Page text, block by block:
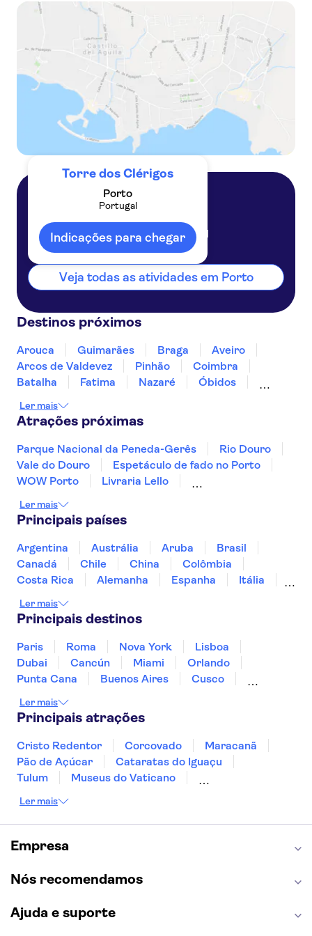
Passeio a pé autoguiado com áudio pelo Porto
Passeio a pé pelo melhor do Porto
Torre dos Clérigos
Porto
Portugal
Indicações para chegarPortugal
Veja todas as atividades em Porto
Destinos próximos
Arouca Guimarães Braga
Aveiro
Arcos de Valdevez
Pinhão
Coimbra
Batalha
Fatima Nazaré
Óbidos
Ler mais
Atrações próximas
Parque Nacional da Peneda-Gerês
Rio Douro
Vale do Douro
Espetáculo de fado no Porto
WOW Porto
Livraria Lello
Alfama District
Fado Shows
Oceanário de Lisboa
Tagus River
Estádio do Sport Lisboa e Benfica (Estádio da Luz)
Torre de Belém
Ler mais
Principais países
Argentina Austrália Aruba
Brasil
Canadá
Chile China
Colômbia
Costa Rica
Alemanha Espanha
Itália
Panamá
Peru
Ler mais
Principais destinos
Paris Roma Nova York
Lisboa
Dubai
Cancún Miami
Orlando
Punta Cana
Buenos Aires
Cusco
Mendoza
Salvador
Curitiba
Recife Fortaleza
Ler mais
Principais atrações
Cristo Redentor Corcovado
Maracanã
Pão de Açúcar
Cataratas do Iguaçu
Tulum
Museus do Vaticano
Capela Sistina
Sagrada Família
Estátua da Liberdade
Empire State Building
Burj Khalifa
Discovery Cove
Ler mais
Empresa
Nós recomendamos
Ajuda e suporte